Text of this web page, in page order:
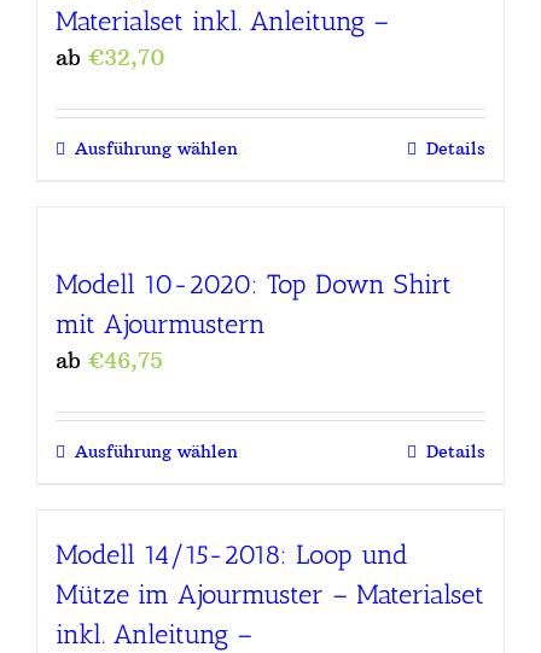
Materialset inkl. Anleitung –
ab €32,70
Ausführung wählen Details
Modell 10-2020: Top Down Shirt
mit Ajourmustern
ab €46,75
Ausführung wählen Details
Modell 14/15-2018: Loop und
Mütze im Ajourmuster – Materialset
inkl. Anleitung –